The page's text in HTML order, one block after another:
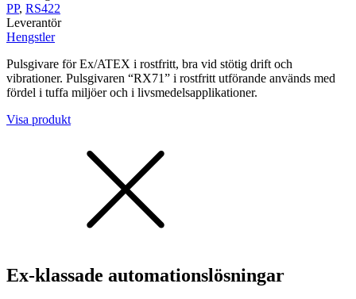
PP, RS422
Leverantör
Hengstler
Pulsgivare för Ex/ATEX i rostfritt, bra vid stötig drift och
vibrationer. Pulsgivaren “RX71” i rostfritt utförande används med
fördel i tuffa miljöer och i livsmedelsapplikationer.
Visa produkt
Ex-klassade automationslösningar